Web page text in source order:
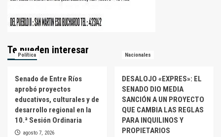
Te pueden interesar
Política
Senado de Entre Ríos
aprobó proyectos
educativos, culturales y de
desarrollo regional en la
10.ª Sesión Ordinaria
agosto 7, 2026
Nacionales
DESALOJO «EXPRES»: EL
SENADO DIO MEDIA
SANCIÓN A UN PROYECTO
QUE CAMBIA LAS REGLAS
PARA INQUILINOS Y
PROPIETARIOS